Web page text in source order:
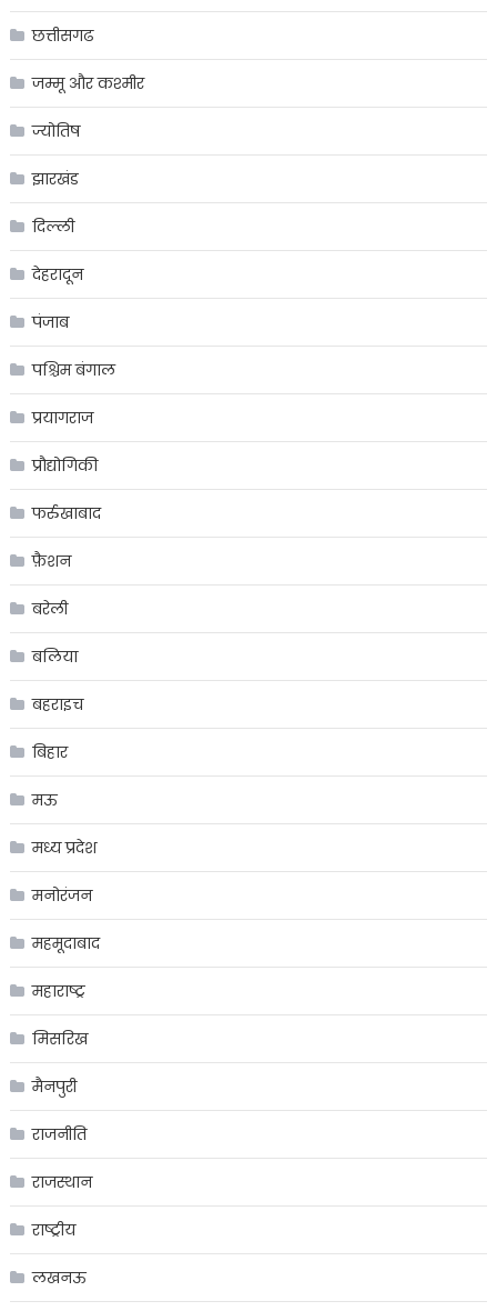
छत्तीसगढ
जम्मू और कश्मीर
ज्योतिष
झारखंड
दिल्ली
देहरादून
पंजाब
पश्चिम बंगाल
प्रयागराज
प्रौद्योगिकी
फर्रुखाबाद
फ़ैशन
बरेली
बलिया
बहराइच
बिहार
मऊ
मध्य प्रदेश
मनोरंजन
महमूदाबाद
महाराष्ट्र
मिसरिख
मैनपुरी
राजनीति
राजस्थान
राष्ट्रीय
लखनऊ